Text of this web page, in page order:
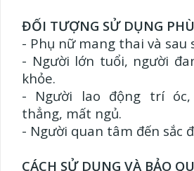
ĐỐI TƯỢNG SỬ DỤNG
- Phụ nữ mang thai và sau
- Người lớn tuổi, người
khỏe.
- Người lao động trí óc,
thẳng, mất ngủ.
- Người quan tâm đến sắc
CÁCH SỬ DỤNG VÀ BẢO